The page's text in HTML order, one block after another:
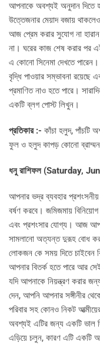
আপনাকে অবশ্যই অনুদান দিতে
উত্তেজনার মেয়াদ বজায়
আজ প্রেম করার সুযোগ না
না। ঘরের কাজ শেষ করার পর
এ কোনো সিনেমা দেখতে
বৃদ্ধি পাওয়ার সম্ভাবনা রয়েছে
প্রমাণিত নাও হতে পারে।
একটি ব্লগ পোস্ট লিখুন।
প্রতিকার :- কাঁচা হলুদ, পাঁচটি
ফুল ও হলুদ কাপড় কোনো ব্রাম্মন
ধনু রাশিফল (Saturday,
আপনার ভদ্র ব্যবহার
বর্ষণ করবে। জমিজমায় বিনিয়োগ
এবং প্রশংসার যোগ্য। আজ
সামলানো অত্যন্ত দুরূহ বোধ
লোকজন কে সময় দিতে চাইবেন
আপনার বিতর্ক হতে পারে আর
যদি আপনাকে নিয়ন্ত্রণ করার
দেন, আপনি আপনার সঙ্গীনীর
পরিবার সহ কোনও নিকট
অবশ্যই এটির জন্য একটি ভাল
এড়িয়ে চলুন, কারণ এটি একটি